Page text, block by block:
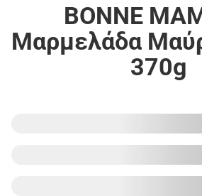
BONNE
Μαρμελάδα
370g